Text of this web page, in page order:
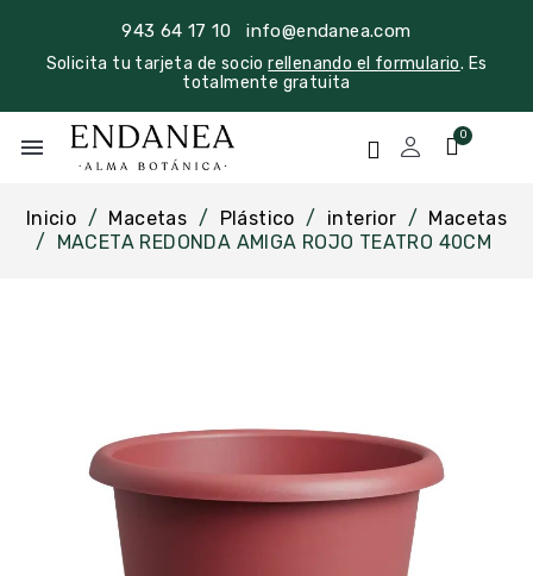
943 64 17 10 info@endanea.com
Solicita tu tarjeta de sociorellenando el formulario. Es
totalmente gratuita
menu
Inicio Macetas Plástico interior
Macetas
MACETA REDONDA AMIGA ROJO TEATRO 40CM